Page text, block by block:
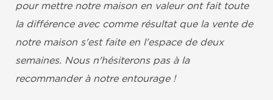
pour mettre notre maison en valeur ont fait toute
la différence avec comme résultat que la vente de
notre maison s'est faite en l'espace de deux
semaines. Nous n'hésiterons pas à la
recommander à notre entourage !